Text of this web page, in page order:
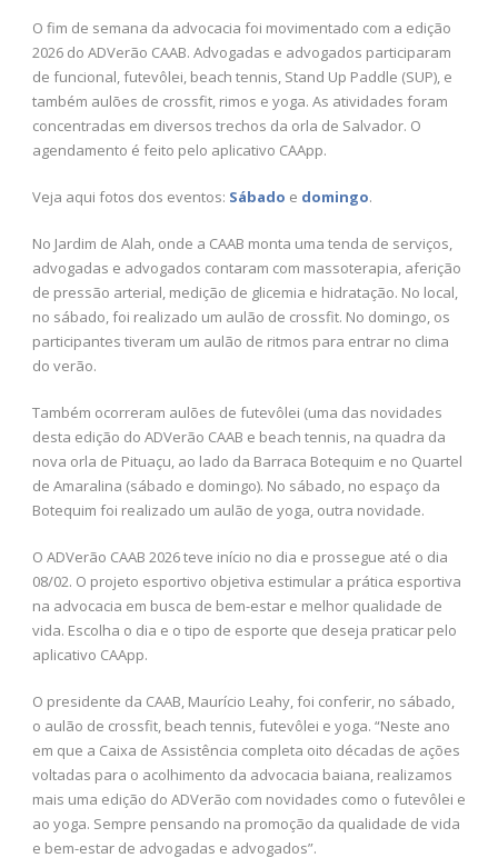
O fim de semana da advocacia foi movimentado com a edição
2026 do ADVerão CAAB. Advogadas e advogados participaram
de funcional, futevôlei, beach tennis, Stand Up Paddle (SUP), e
também aulões de crossfit, rimos e yoga. As atividades foram
concentradas em diversos trechos da orla de Salvador. O
agendamento é feito pelo aplicativo CAApp.
Veja aqui fotos dos eventos: Sábado e domingo.
No Jardim de Alah, onde a CAAB monta uma tenda de serviços,
advogadas e advogados contaram com massoterapia, aferição
de pressão arterial, medição de glicemia e hidratação. No local,
no sábado, foi realizado um aulão de crossfit. No domingo, os
participantes tiveram um aulão de ritmos para entrar no clima
do verão.
Também ocorreram aulões de futevôlei (uma das novidades
desta edição do ADVerão CAAB e beach tennis, na quadra da
nova orla de Pituaçu, ao lado da Barraca Botequim e no Quartel
de Amaralina (sábado e domingo). No sábado, no espaço da
Botequim foi realizado um aulão de yoga, outra novidade.
O ADVerão CAAB 2026 teve início no dia e prossegue até o dia
08/02. O projeto esportivo objetiva estimular a prática esportiva
na advocacia em busca de bem-estar e melhor qualidade de
vida. Escolha o dia e o tipo de esporte que deseja praticar pelo
aplicativo CAApp.
O presidente da CAAB, Maurício Leahy, foi conferir, no sábado,
o aulão de crossfit, beach tennis, futevôlei e yoga. “Neste ano
em que a Caixa de Assistência completa oito décadas de ações
voltadas para o acolhimento da advocacia baiana, realizamos
mais uma edição do ADVerão com novidades como o futevôlei e
ao yoga. Sempre pensando na promoção da qualidade de vida
e bem-estar de advogadas e advogados”.